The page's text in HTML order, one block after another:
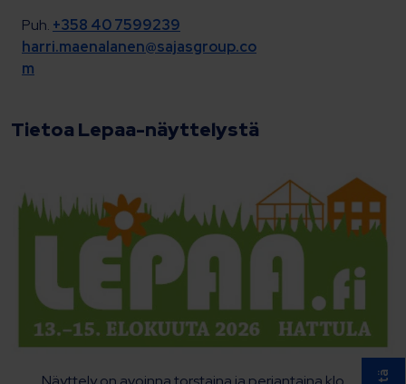
Puh. +358 40 7599239
harri.maenalanen@sajasgroup.co
m
Tietoa Lepaa-näyttelystä